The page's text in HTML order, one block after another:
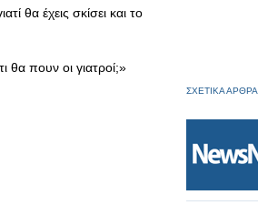
θα έχεις σκίσει και το
θα πουν οι γιατροί;»
ΣΧΕΤΙΚΑ ΑΡΘΡΑ